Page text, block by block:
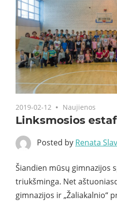
2019-02-12 Naujienos
Linksmosios
Posted by Renata
Šiandien mūsų gimnazijos
triukšminga. Net
gimnazijos ir „Žaliakalnio“